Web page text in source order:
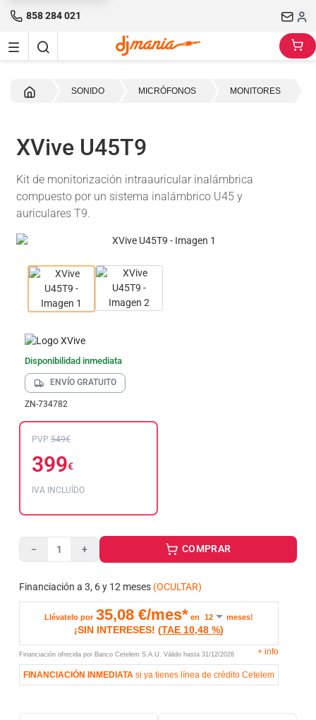
858 284 021
SONIDO MICRÓFONOS MONITORES
XVive U45T9
Kit de monitorización intraauricular inalámbrica
compuesto por un sistema inalámbrico U45 y
auriculares T9.
Disponibilidad inmediata
ENVÍO GRATUITO
ZN-734782
PVP 549€
399€
IVA INCLUÍDO
− + COMPRAR
Financiación a 3, 6 y 12 meses (OCULTAR)
Llévatelo por 35,08 €/mes* en meses!
¡SIN INTERESES! (TAE 10,48 %)
Financiación ofrecida por Banco Cetelem S.A.U. Válido hasta 31/12/2026 + info
FINANCIACIÓN INMEDIATA si ya tienes línea de crédito Cetelem